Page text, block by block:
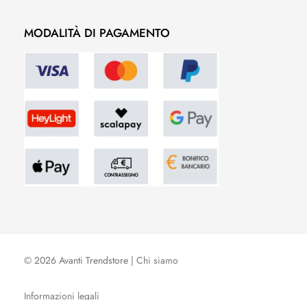
MODALITÀ DI PAGAMENTO
© 2026 Avanti Trendstore | Chi siamo
Informazioni legali